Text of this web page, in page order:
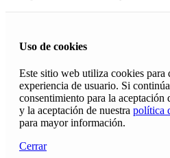
Uso de cookies
Este sitio web utiliza cookies para
experiencia de usuario. Si
consentimiento para la aceptación
y la aceptación de nuestra política
para mayor información.
Cerrar